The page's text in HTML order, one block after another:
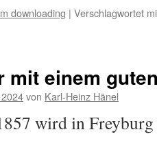
downloading | Verschlagwortet
mit einem
von Karl-Heinz Hänel
wird in